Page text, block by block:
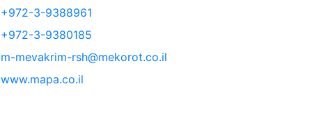
+972-3-9388961
+972-3-9380185
m-mevakrim-rsh@mekorot.co.il
www.mapa.co.il